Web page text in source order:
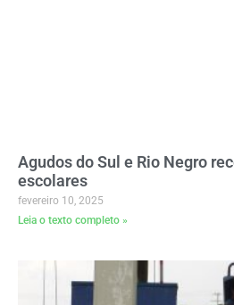
Agudos do Sul e Rio Negro
escolares
fevereiro 10, 2025
Leia o texto completo »